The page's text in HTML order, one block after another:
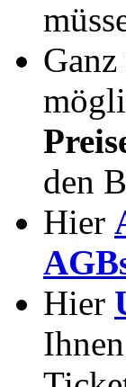
den
Hier
Hier